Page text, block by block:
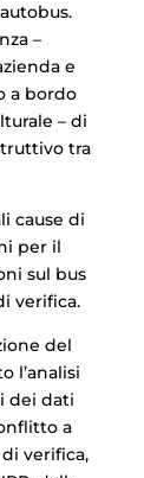
–
e
a bordo
– di
tra
cause di
per il
sul bus
verifica.
del
l’analisi
dei dati
a
verifica,